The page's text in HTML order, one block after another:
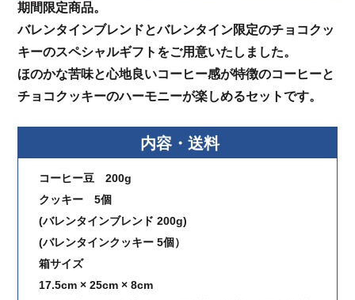
期間限定商品。
バレンタインブレンドとバレンタイン限定のチョコクッ
キーのスペシャルギフトをご用意いたしました。
ほのかな苦味と心地良いコーヒー感が特徴のコーヒーと
チョコクッキーのハーモニーが楽しめるセットです。
内容・送料
コーヒー豆 200g
クッキー 5個
(バレンタインブレンド 200g)
(バレンタインクッキー 5個）
箱サイズ
17.5cm × 25cm × 8cm